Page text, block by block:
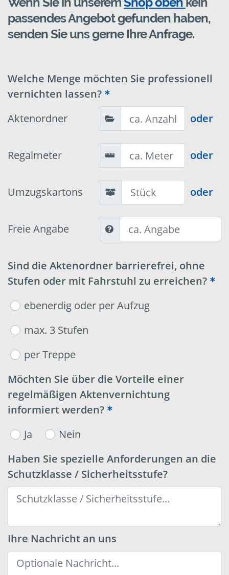
passendes Angebot gefunden haben,
senden Sie uns gerne Ihre Anfrage.
Welche Menge möchten Sie professionell
vernichten lassen?
Aktenordner
oder
Regalmeter oder
Umzugskartons oder
Freie Angabe
Sind die Aktenordner barrierefrei, ohne
Stufen oder mit Fahrstuhl zu erreichen?
ebenerdig oder per Aufzug
max. 3 Stufen
per Treppe
Möchten Sie über die Vorteile einer
regelmäßigen Aktenvernichtung
informiert werden?
Ja
Nein
Haben Sie spezielle Anforderungen an die
Schutzklasse / Sicherheitsstufe?
Ihre Nachricht an uns